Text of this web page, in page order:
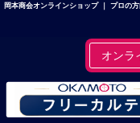
岡本商会オンラインショップ ｜ プロの
オン